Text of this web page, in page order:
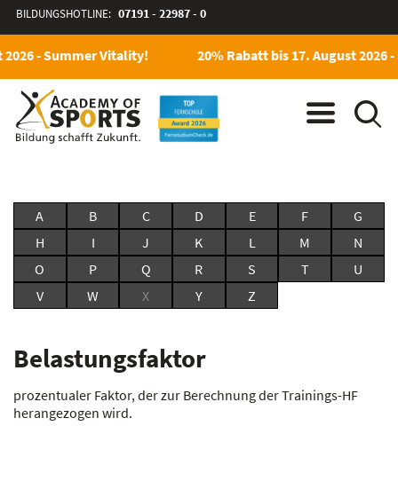
BILDUNGSHOTLINE: 07191 - 22987 - 0
- Summer Vitality! 20% Rabatt bis 17. August 2026
A B C D E F
G
H
I J K L M
N
O
P Q R S T
U
V
W X Y Z
Belastungsfaktor
prozentualer Faktor, der zur Berechnung der Trainings-HF
herangezogen wird.